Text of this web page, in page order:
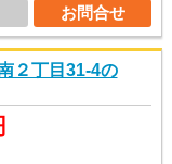
お問合せ
２丁目31-4の